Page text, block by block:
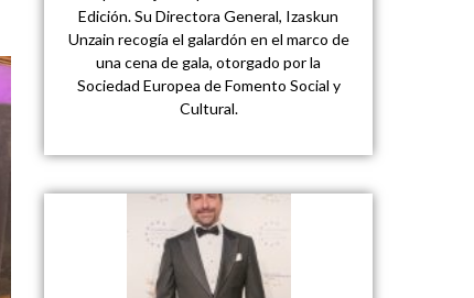
Edición. Su Directora General, Izaskun
Unzain recogía el galardón en el marco de
una cena de gala, otorgado por la
Sociedad Europea de Fomento Social y
Cultural.